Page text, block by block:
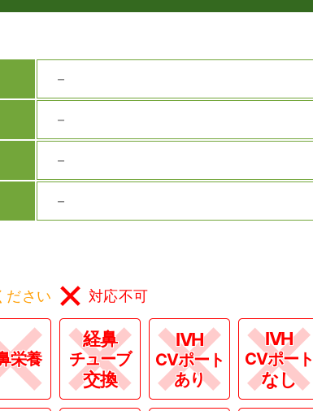
－
－
－
－
ださい 対応不可
栄養
経鼻
チューブ
交換
IVH
CVポート
あり
IVH
CVポート
なし